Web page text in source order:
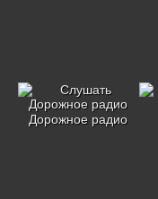
Дорожное радио